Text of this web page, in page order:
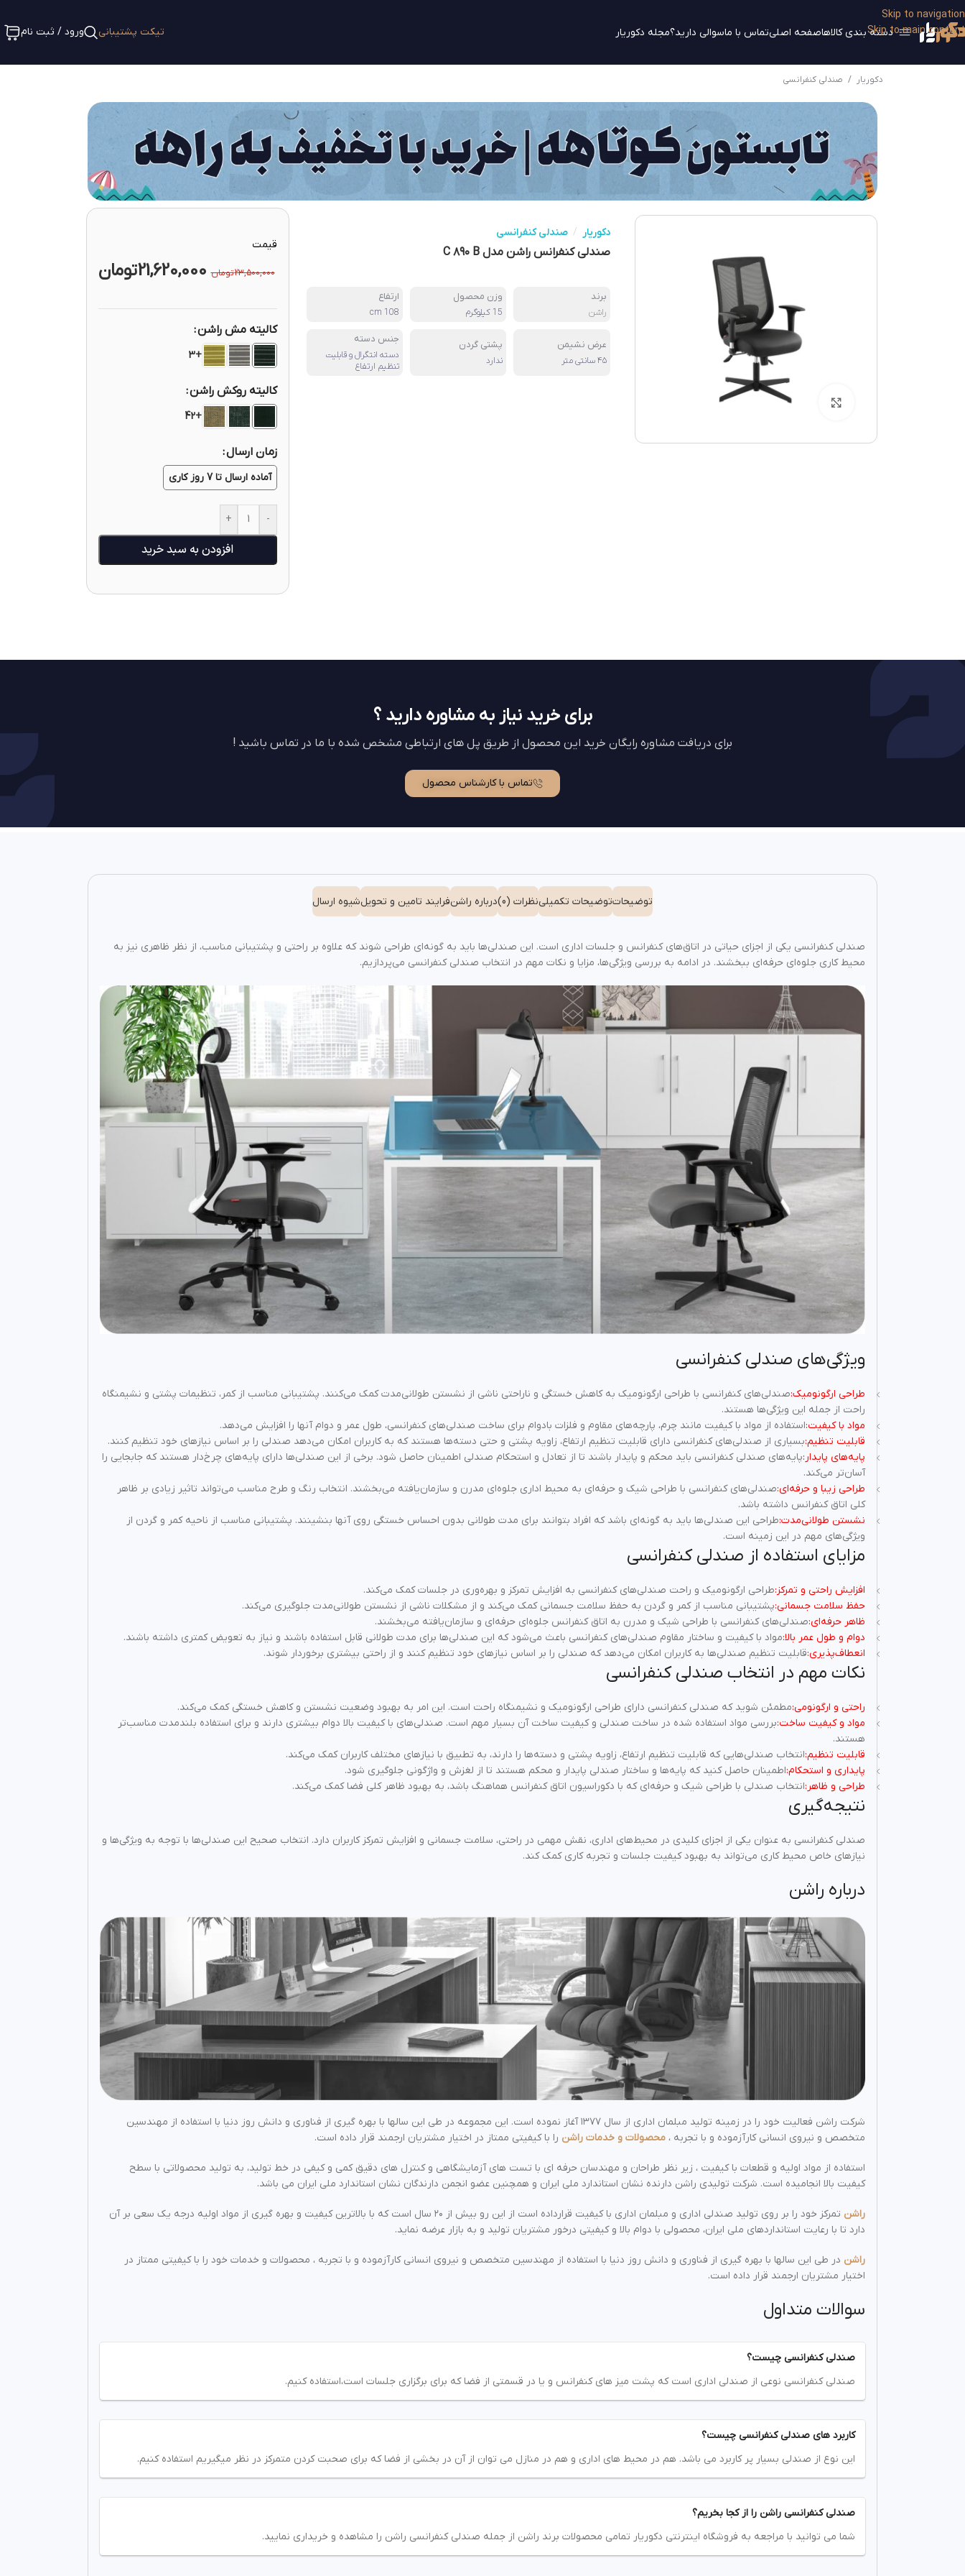
Skip to navigation
Skip to main contentدسته بندی کالاهاصفحه اصلیتماس با ماسوالی دارید؟مجله دکوریار تیکت پشتیبانی ورود / ثبت نام
دکوریار / صندلی کنفرانسی
بزرگنمایی تصویر
دکوریار / صندلی کنفرانسی
صندلی کنفرانس راشن مدل C ۸۹۰ B
برند
راشن
وزن محصول
15 کیلوگرم
ارتفاع
108 cm
عرض نشیمن
۴۵ سانتی متر
پشتی گردن
ندارد
جنس دسته
دسته انتگرال و قابلیت
تنظیم ارتفاع
قیمت
23,500,000تومان 21,620,000تومان
کالیته مش راشن
+3
کالیته روکش راشن
+42
زمان ارسال
آماده ارسال تا 7 روز کاری
-
+
افزودن به سبد خرید
برای خرید نیاز به مشاوره دارید ؟
برای دریافت مشاوره رایگان خرید این محصول از طریق پل های ارتباطی مشخص شده با ما در تماس باشید !
تماس با کارشناس محصول
توضیحاتتوضیحات تکمیلینظرات (0) درباره راشنفرایند تامین و تحویلشیوه ارسال
صندلی کنفرانسی یکی از اجزای حیاتی در اتاق‌های کنفرانس و جلسات اداری است. این صندلی‌ها باید به گونه‌ای طراحی شوند که علاوه بر راحتی و پشتیبانی مناسب، از نظر ظاهری نیز به
محیط کاری جلوه‌ای حرفه‌ای ببخشند. در ادامه به بررسی ویژگی‌ها، مزایا و نکات مهم در انتخاب صندلی کنفرانسی می‌پردازیم.
ویژگی‌های صندلی کنفرانسی
طراحی ارگونومیک:صندلی‌های کنفرانسی با طراحی ارگونومیک به کاهش خستگی و ناراحتی ناشی از نشستن طولانی‌مدت کمک می‌کنند. پشتیبانی مناسب از کمر، تنظیمات پشتی و نشیمنگاه
راحت از جمله این ویژگی‌ها هستند.
مواد با کیفیت:استفاده از مواد با کیفیت مانند چرم، پارچه‌های مقاوم و فلزات بادوام برای ساخت صندلی‌های کنفرانسی، طول عمر و دوام آنها را افزایش می‌دهد.
قابلیت تنظیم:بسیاری از صندلی‌های کنفرانسی دارای قابلیت تنظیم ارتفاع، زاویه پشتی و حتی دسته‌ها هستند که به کاربران امکان می‌دهد صندلی را بر اساس نیازهای خود تنظیم کنند.
پایه‌های پایدار:پایه‌های صندلی کنفرانسی باید محکم و پایدار باشند تا از تعادل و استحکام صندلی اطمینان حاصل شود. برخی از این صندلی‌ها دارای پایه‌های چرخ‌دار هستند که جابجایی را
آسان‌تر می‌کند.
طراحی زیبا و حرفه‌ای:صندلی‌های کنفرانسی با طراحی شیک و حرفه‌ای به محیط اداری جلوه‌ای مدرن و سازمان‌یافته می‌بخشند. انتخاب رنگ و طرح مناسب می‌تواند تاثیر زیادی بر ظاهر
کلی اتاق کنفرانس داشته باشد.
نشستن طولانی‌مدت:طراحی این صندلی‌ها باید به گونه‌ای باشد که افراد بتوانند برای مدت طولانی بدون احساس خستگی روی آنها بنشینند. پشتیبانی مناسب از ناحیه کمر و گردن از
ویژگی‌های مهم در این زمینه است.
مزایای استفاده از صندلی کنفرانسی
افزایش راحتی و تمرکز:طراحی ارگونومیک و راحت صندلی‌های کنفرانسی به افزایش تمرکز و بهره‌وری در جلسات کمک می‌کند.
حفظ سلامت جسمانی:پشتیبانی مناسب از کمر و گردن به حفظ سلامت جسمانی کمک می‌کند و از مشکلات ناشی از نشستن طولانی‌مدت جلوگیری می‌کند.
ظاهر حرفه‌ای:صندلی‌های کنفرانسی با طراحی شیک و مدرن به اتاق کنفرانس جلوه‌ای حرفه‌ای و سازمان‌یافته می‌بخشند.
دوام و طول عمر بالا:مواد با کیفیت و ساختار مقاوم صندلی‌های کنفرانسی باعث می‌شود که این صندلی‌ها برای مدت طولانی قابل استفاده باشند و نیاز به تعویض کمتری داشته باشند.
انعطاف‌پذیری:قابلیت تنظیم صندلی‌ها به کاربران امکان می‌دهد که صندلی را بر اساس نیازهای خود تنظیم کنند و از راحتی بیشتری برخوردار شوند.
نکات مهم در انتخاب صندلی کنفرانسی
راحتی و ارگونومی:مطمئن شوید که صندلی کنفرانسی دارای طراحی ارگونومیک و نشیمنگاه راحت است. این امر به بهبود وضعیت نشستن و کاهش خستگی کمک می‌کند.
مواد و کیفیت ساخت:بررسی مواد استفاده شده در ساخت صندلی و کیفیت ساخت آن بسیار مهم است. صندلی‌های با کیفیت بالا دوام بیشتری دارند و برای استفاده بلندمدت مناسب‌تر
هستند.
قابلیت تنظیم:انتخاب صندلی‌هایی که قابلیت تنظیم ارتفاع، زاویه پشتی و دسته‌ها را دارند، به تطبیق با نیازهای مختلف کاربران کمک می‌کند.
پایداری و استحکام:اطمینان حاصل کنید که پایه‌ها و ساختار صندلی پایدار و محکم هستند تا از لغزش و واژگونی جلوگیری شود.
طراحی و ظاهر:انتخاب صندلی با طراحی شیک و حرفه‌ای که با دکوراسیون اتاق کنفرانس هماهنگ باشد، به بهبود ظاهر کلی فضا کمک می‌کند.
نتیجه‌گیری
صندلی کنفرانسی به عنوان یکی از اجزای کلیدی در محیط‌های اداری، نقش مهمی در راحتی، سلامت جسمانی و افزایش تمرکز کاربران دارد. انتخاب صحیح این صندلی‌ها با توجه به ویژگی‌ها و
نیازهای خاص محیط کاری می‌تواند به بهبود کیفیت جلسات و تجربه کاری کمک کند.
درباره راشن
شرکت راشن فعالیت خود را در زمینه تولید مبلمان اداری از سال ۱۳۷۷ آغاز نموده است. این مجموعه در طی این سالها با بهره گیری از فناوری و دانش روز دنیا با استفاده از مهندسین
متخصص و نیروی انسانی کارآزموده و با تجربه ، محصولات و خدمات راشن را با کیفیتی ممتاز در اختیار مشتریان ارجمند قرار داده است.
استفاده از مواد اولیه و قطعات با کیفیت ، زیر نظر طراحان و مهندسان حرفه ای با تست های آزمایشگاهی و کنترل های دقیق کمی و کیفی در خط تولید، به تولید محصولاتی با سطح
کیفیت بالا انجامیده است. شرکت تولیدی راشن دارنده نشان استاندارد ملی ایران و همچنین عضو انجمن دارندگان نشان استاندارد ملی ایران می باشد.
راشن
تمرکز خود را بر روی تولید صندلی اداری و مبلمان اداری با کیفیت قرارداده است از این رو بیش از ۲۰ سال است که با بالاترین کیفیت و بهره گیری از مواد اولیه درجه یک سعی بر آن
دارد تا با رعایت استانداردهای ملی ایران، محصولی با دوام بالا و کیفیتی درخور مشتریان تولید و به بازار عرضه نماید.
راشن در طی این سالها با بهره گیری از فناوری و دانش روز دنیا با استفاده از مهندسین متخصص و نیروی انسانی کارآزموده و با تجربه ، محصولات و خدمات خود را با کیفیتی ممتاز در
اختیار مشتریان ارجمند قرار داده است.
سوالات متداول
صندلی کنفرانسی چیست؟
صندلی کنفرانسی نوعی از صندلی اداری است که پشت میز های کنفرانس و یا در قسمتی از فضا که برای برگزاری جلسات است،استفاده کنیم.
کاربرد های صندلی کنفرانسی چیست؟
این نوع از صندلی بسیار پر کاربرد می باشد. هم در محیط های اداری و هم در منازل می توان از آن در بخشی از فضا که برای صحبت کردن متمرکز در نظر میگیریم استفاده کنیم.
صندلی کنفرانسی راشن را از کجا بخریم؟
شما می توانید با مراجعه به فروشگاه اینترنتی دکوریار تمامی محصولات برند راشن از جمله صندلی کنفرانسی راشن را مشاهده و خریداری نمایید.